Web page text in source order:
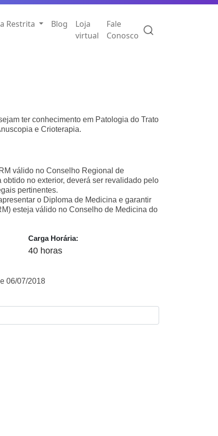
Restrita Blog
Loja
virtual
Fale
Conosco
ter conhecimento em Patologia do Trato
e Crioterapia.
válido no Conselho Regional de
no exterior, deverá ser revalidado pelo
pertinentes.
o Diploma de Medicina e garantir
esteja válido no Conselho de Medicina do
Carga Horária:
40 horas
06/07/2018